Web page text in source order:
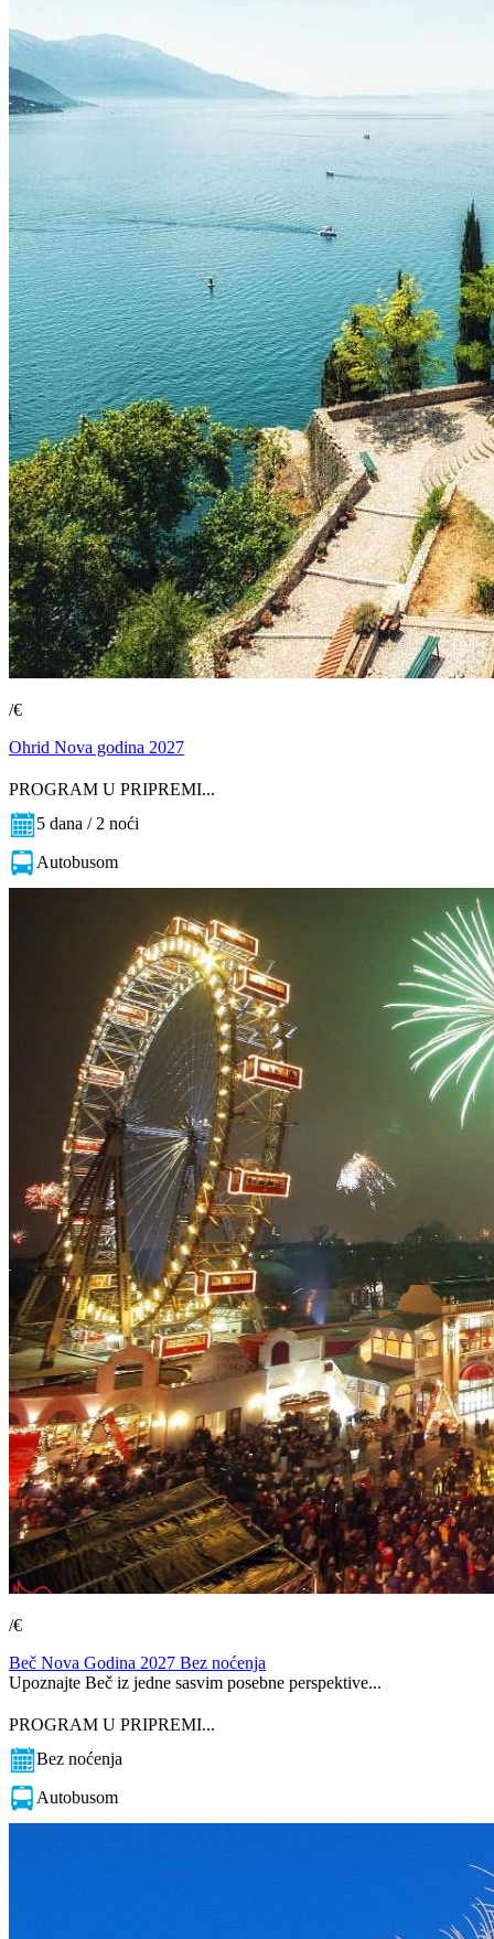
/€
Ohrid Nova godina 2027
PROGRAM U PRIPREMI...
5 dana / 2 noći
Autobusom
/€
Beč Nova Godina 2027 Bez noćenja
Upoznajte Beč iz jedne sasvim posebne perspektive...
PROGRAM U PRIPREMI...
Bez noćenja
Autobusom